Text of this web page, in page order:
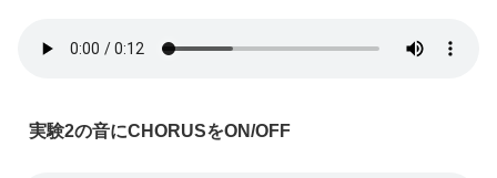
実験2の音にCHORUSをON/OFF